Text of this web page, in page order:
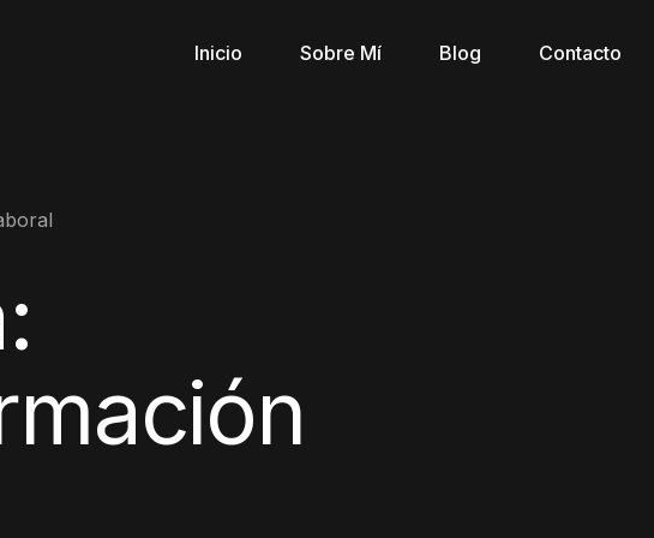
Inicio Sobre Mí Blog Contacto